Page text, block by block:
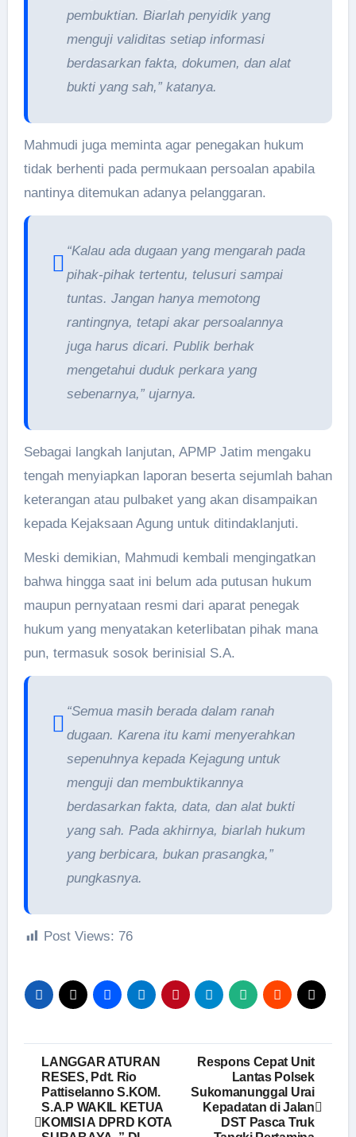
pembuktian. Biarlah penyidik yang
menguji validitas setiap informasi
berdasarkan fakta, dokumen, dan alat
bukti yang sah,” katanya.
Mahmudi juga meminta agar penegakan hukum
tidak berhenti pada permukaan persoalan apabila
nantinya ditemukan adanya pelanggaran.
“Kalau ada dugaan yang mengarah pada
pihak-pihak tertentu, telusuri sampai
tuntas. Jangan hanya memotong
rantingnya, tetapi akar persoalannya
juga harus dicari. Publik berhak
mengetahui duduk perkara yang
sebenarnya,” ujarnya.
Sebagai langkah lanjutan, APMP Jatim mengaku
tengah menyiapkan laporan beserta sejumlah bahan
keterangan atau pulbaket yang akan disampaikan
kepada Kejaksaan Agung untuk ditindaklanjuti.
Meski demikian, Mahmudi kembali mengingatkan
bahwa hingga saat ini belum ada putusan hukum
maupun pernyataan resmi dari aparat penegak
hukum yang menyatakan keterlibatan pihak mana
pun, termasuk sosok berinisial S.A.
“Semua masih berada dalam ranah
dugaan. Karena itu kami menyerahkan
sepenuhnya kepada Kejagung untuk
menguji dan membuktikannya
berdasarkan fakta, data, dan alat bukti
yang sah. Pada akhirnya, biarlah hukum
yang berbicara, bukan prasangka,”
pungkasnya.
Post Views: 76
Navigasi
pos
LANGGAR ATURAN
RESES, Pdt. Rio
Pattiselanno S.KOM.
S.A.P WAKIL KETUA
KOMISI A DPRD KOTA
Respons Cepat Unit
Lantas Polsek
Sukomanunggal Urai
Kepadatan di Jalan
DST Pasca Truk